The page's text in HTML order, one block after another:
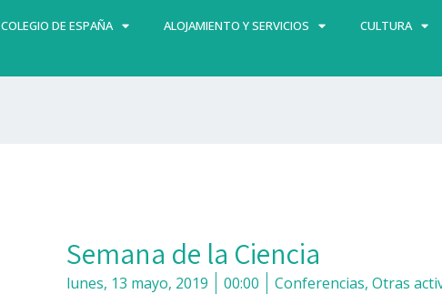
COLEGIO DE ESPAÑA ALOJAMIENTO Y SERVICIOS CULTURA
Semana de la Ciencia
lunes, 13 mayo, 2019 00:00 Conferencias, Otras